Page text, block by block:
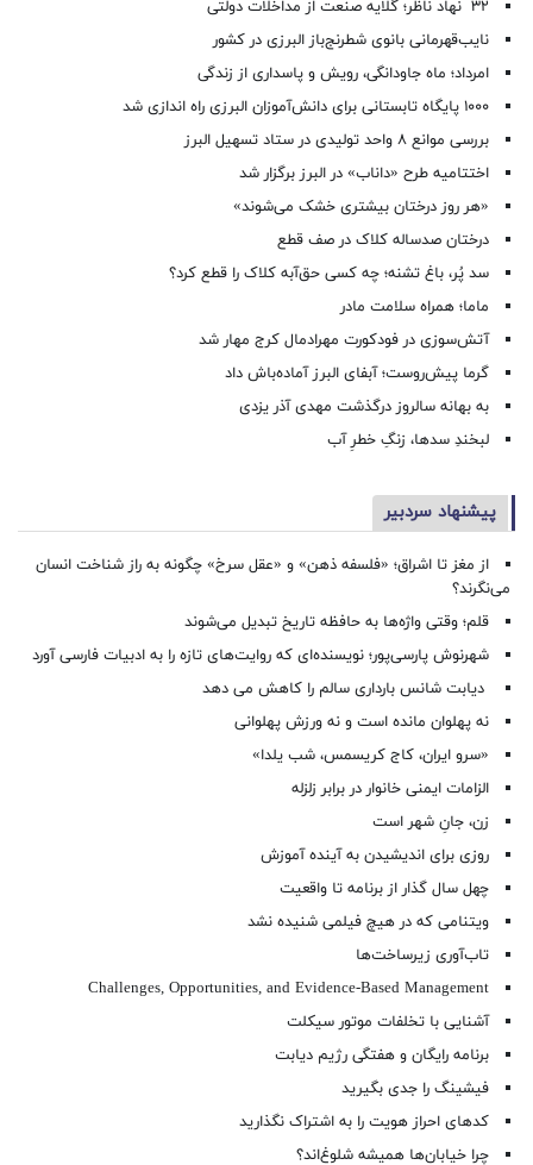
۳۲ نهاد ناظر؛ گلایه صنعت از مداخلات دولتی
نایب‌قهرمانی بانوی شطرنج‌باز البرزی در کشور
امرداد؛ ماه جاودانگی، رویش و پاسداری از زندگی
۱۰۰۰ پایگاه تابستانی برای دانش‌آموزان البرزی راه اندازی شد
بررسی موانع ۸ واحد تولیدی در ستاد تسهیل البرز
اختتامیه طرح «داناب» در البرز برگزار شد
«هر روز درختان بیشتری خشک می‌شوند»
درختان صدساله کلاک در صف قطع
سد پُر، باغ تشنه؛ چه کسی حق‌آبه کلاک را قطع کرد؟
ماما؛ همراه سلامت مادر
آتش‌سوزی در فودکورت مهرادمال کرج مهار شد
گرما پیش‌روست؛ آبفای البرز آماده‌باش داد
به بهانه سالروز درگذشت مهدی آذر یزدی
لبخندِ سدها، زنگِ خطرِ آب
پیشنهاد سردبیر
از مغز تا اشراق؛ «فلسفه ذهن» و «عقل سرخ» چگونه به راز شناخت انسان
می‌نگرند؟
قلم؛ وقتی واژه‌ها به حافظه تاریخ تبدیل می‌شوند
شهرنوش پارسی‌پور؛ نویسنده‌ای که روایت‌های تازه را به ادبیات فارسی آورد
دیابت شانس بارداری سالم را کاهش می دهد
نه پهلوان مانده است و نه ورزش پهلوانی
«سرو ایران، کاج کریسمس، شب یلدا»
الزامات ایمنی خانوار در برابر زلزله
زن، جانِ شهر است
روزی برای اندیشیدن به آینده آموزش
چهل سال گذار از برنامه تا واقعیت
ویتنامی که در هیچ فیلمی شنیده نشد
تاب‌آوری زیرساخت‌ها
Challenges, Opportunities, and Evidence-Based Management
آشنایی با تخلفات موتور سیکلت
برنامه رایگان و هفتگی رژیم دیابت
فیشینگ را جدی بگیرید
کدهای احراز هویت را به اشتراک نگذارید
چرا خیابان‌ها همیشه شلوغ‌اند؟